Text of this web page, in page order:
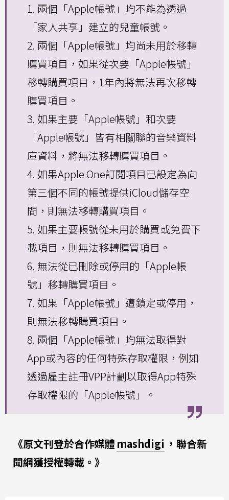
1. 兩個「Apple帳號」均不能為透過
「家人共享」建立的兒童帳號。
2. 兩個「Apple帳號」均尚未用於移轉
購買項目，如果從次要「Apple帳號」
移轉購買項目，1年內將無法再次移轉
購買項目。
3. 如果主要「Apple帳號」和次要
「Apple帳號」皆有相關聯的音樂資料
庫資料，將無法移轉購買項目。
4. 如果Apple One訂閱項目已設定為向
第三個不同的帳號提供iCloud儲存空
間，則無法移轉購買項目。
5. 如果主要帳號從未用於購買或免費下
載項目，則無法移轉購買項目。
6. 無法從已刪除或停用的「Apple帳
號」移轉購買項目。
7. 如果「Apple帳號」遭鎖定或停用，
則無法移轉購買項目。
8. 兩個「Apple帳號」均無法取得對
App或內容的任何特殊存取權限，例如
透過雇主註冊VPP計劃以取得App特殊
存取權限的「Apple帳號」。
《原文刊登於合作媒體 mashdigi ，聯合新
聞網獲授權轉載。》